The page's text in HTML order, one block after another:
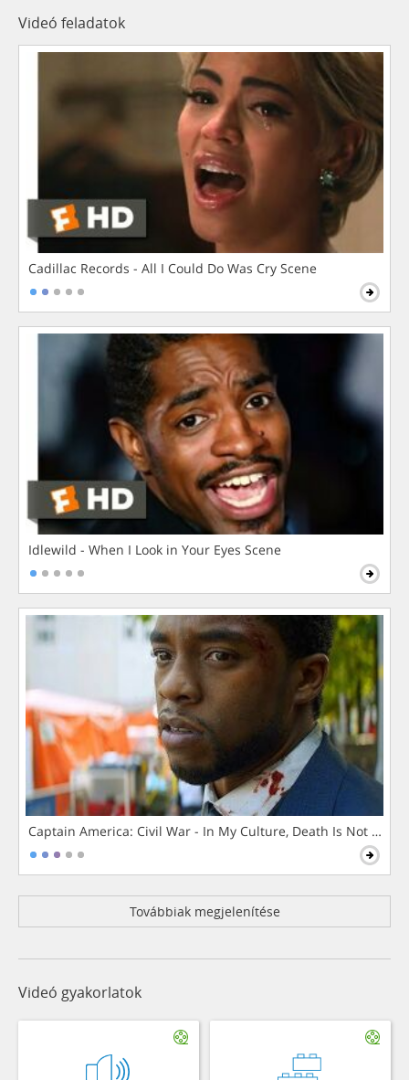
Videó feladatok
Cadillac Records - All I Could Do Was Cry Scene
Idlewild - When I Look in Your Eyes Scene
Captain America: Civil War - In My Culture, Death Is Not The
Továbbiak megjelenítése
Videó gyakorlatok